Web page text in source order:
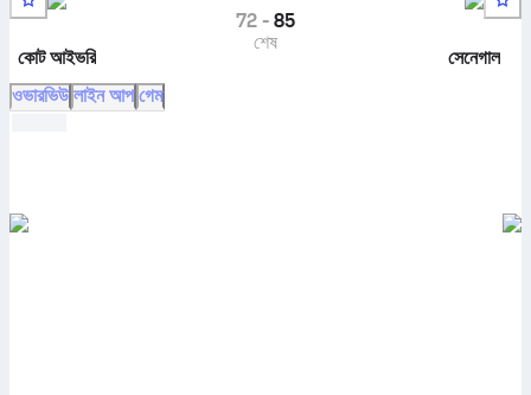
পরিসংখ্যান
কোট আইভরি
72-85
শেষ
সেনেগাল
ওভারভিউ লাইন আপ গেম